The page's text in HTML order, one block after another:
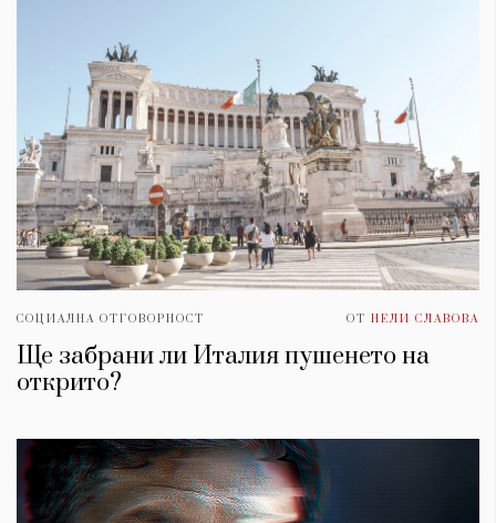
СОЦИАЛНА ОТГОВОРНОСТ ОТ НЕЛИ СЛАВОВА
Ще забрани ли Италия пушенето на
открито?